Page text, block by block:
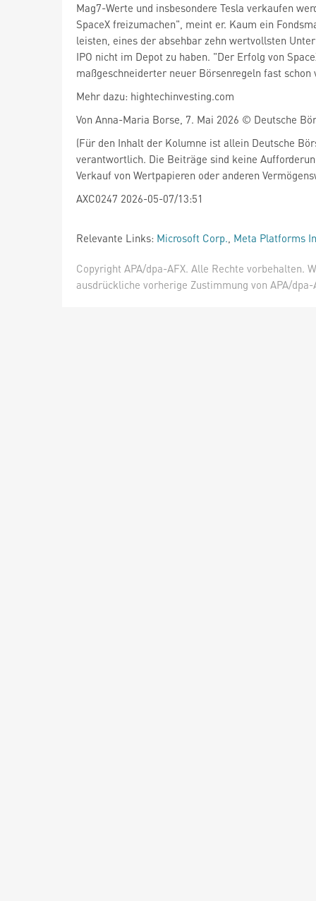
Mag7-Werte und insbesondere Tesla verkaufen
SpaceX freizumachen", meint er. Kaum ein
leisten, eines der absehbar zehn wertvollsten
IPO nicht im Depot zu haben. "Der Erfolg von
maßgeschneiderter neuer Börsenregeln fast
Mehr dazu: hightechinvesting.com
Von Anna-Maria Borse, 7. Mai 2026 © Deutsche
(Für den Inhalt der Kolumne ist allein Deutsche
verantwortlich. Die Beiträge sind keine
Verkauf von Wertpapieren oder anderen
AXC0247 2026-05-07/13:51
Relevante Links: Microsoft Corp., Meta Platforms
Copyright APA/dpa-AFX. Alle Rechte vorbehalten.
ausdrückliche vorherige Zustimmung von APA/